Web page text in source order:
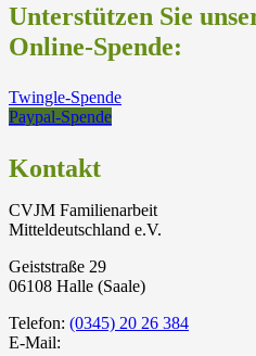
Unterstützen Sie
Online-Spende:
Twingle-Spende
Paypal-Spende
Kontakt
CVJM Familienarbeit
Mitteldeutschland e.V.
Geiststraße 29
06108 Halle (Saale)
Telefon: (0345) 20 26 384
E-Mail: